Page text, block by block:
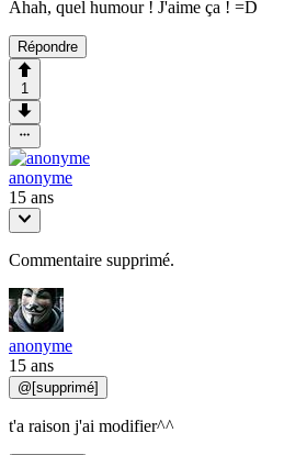
Ahah, quel humour ! J'aime ça ! =D
Répondre
1
anonyme
15 ans
Commentaire supprimé.
anonyme
15 ans
@[supprimé]
t'a raison j'ai modifier^^